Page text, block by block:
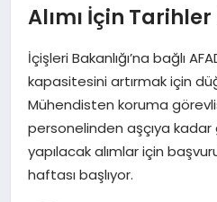
MAGAZIN
SPOR
Alımı İçin
İçişleri Bakanlığı’na bağlı
kapasitesini artırmak için
Mühendisten koruma
personelinden aşçıya
yapılacak alımlar için
haftası başlıyor.